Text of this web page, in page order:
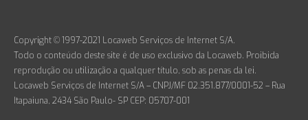
Copyright © 1997-2021 Locaweb Serviços de Internet S/A.
Todo o conteúdo deste site é de uso exclusivo da Locaweb. Proibida
reprodução ou utilização a qualquer título, sob as penas da lei.
Locaweb Serviços de Internet S/A – CNPJ/MF 02.351.877/0001-52 – Rua
Itapaiuna, 2434 São Paulo- SP CEP: 05707-001